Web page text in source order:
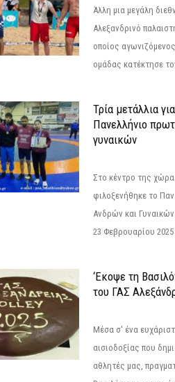
Άλλη μια μεγάλη
Αλεξανδρινό
οποίος
ομάδας κατέκτησε
Τρία μετάλλια
Πανελλήνιο
γυναικών
Στο κέντρο της
φιλοξενήθηκε το
Ανδρών και
23 Φεβρουαρίου
‘Εκοψε τη
του ΓΑΣ
Μέσα σ' ένα
αισιοδοξίας που
αθλητές μας,